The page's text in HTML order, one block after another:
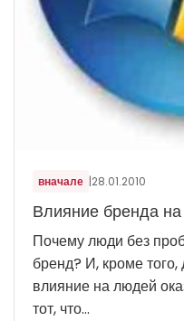
вначале |28.01.2010
Влияние бренда на
Почему люди без
бренд? И, кроме
влияние на людей
тот, что...